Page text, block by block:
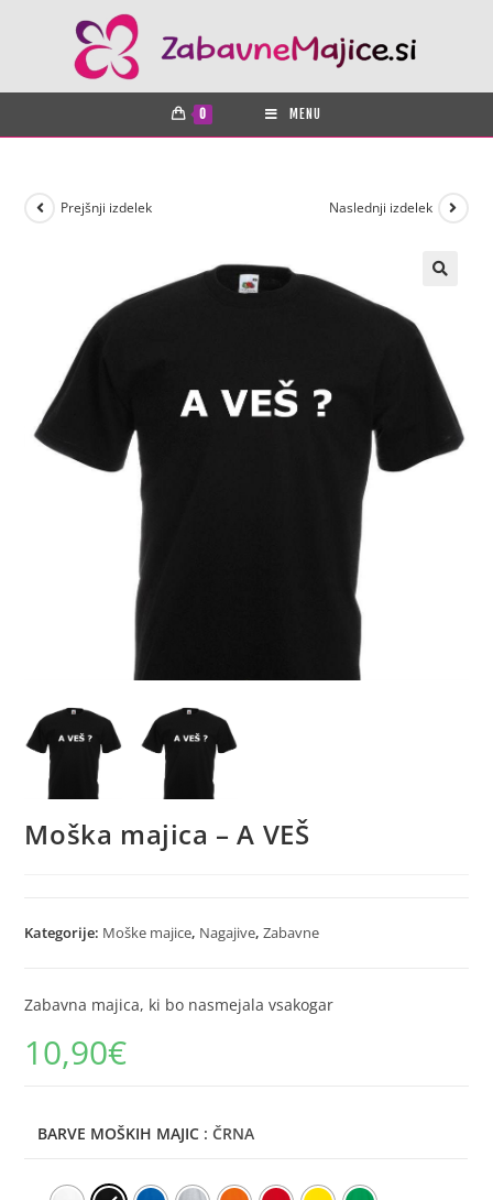
0 MENU
Prejšnji izdelek Naslednji izdelek
Moška majica – A VEŠ
Kategorije: Moške majice, Nagajive,Zabavne
Zabavna majica, ki bo nasmejala vsakogar
10,90€
BARVE MOŠKIH MAJIC : ČRNA